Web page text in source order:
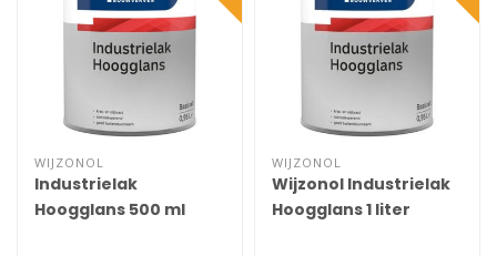
WIJZONOL
Industrielak
Hoogglans 500 ml
WIJZONOL
Wijzonol Industrielak
Hoogglans 1 liter